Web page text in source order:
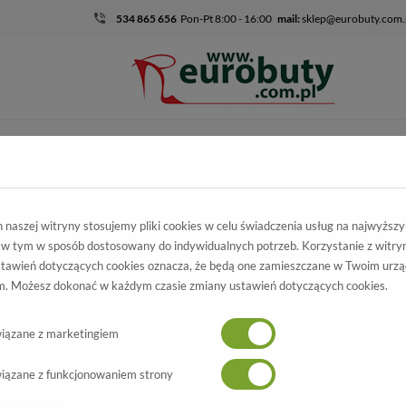
534 865 656 Pon-Pt 8:00 - 16:00 mail:
SIĘ DO NASZEGO
Zapisz się do newslettera
i bądź na bieżąco! 10% rabatu na
naszej witryny stosujemy pliki cookies w celu świadczenia usług na
tym w sposób dostosowany do indywidualnych potrzeb. Korzystanie z
dotyczących cookies oznacza, że będą one zamieszczane w Twoim
Możesz dokonać w każdym czasie zmiany ustawień dotyczących cookies.
z marketingiem
z funkcjonowaniem strony